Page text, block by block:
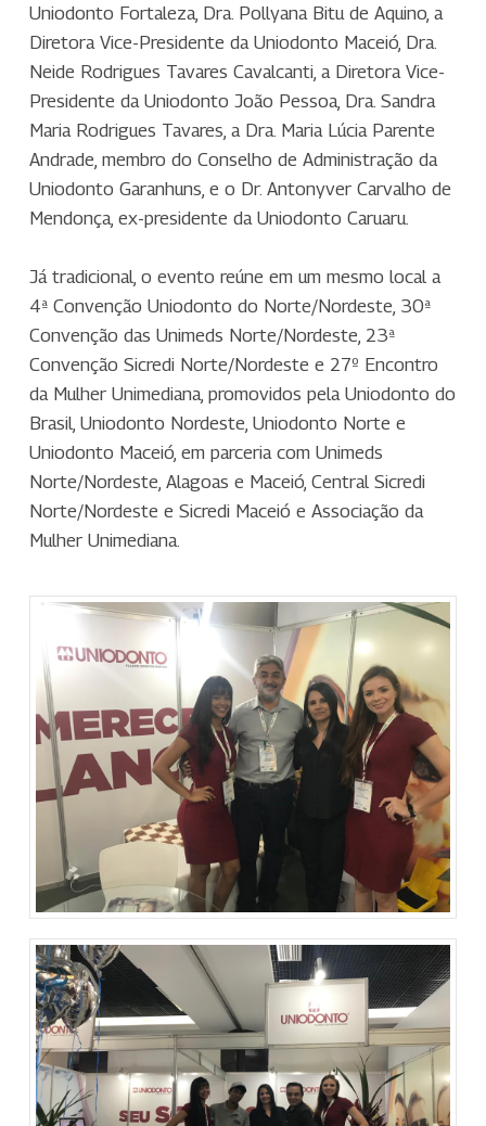
Uniodonto Fortaleza, Dra. Pollyana Bitu de Aquino, a
Diretora Vice-Presidente da Uniodonto Maceió, Dra.
Neide Rodrigues Tavares Cavalcanti, a Diretora Vice-
Presidente da Uniodonto João Pessoa, Dra. Sandra
Maria Rodrigues Tavares, a Dra. Maria Lúcia Parente
Andrade, membro do Conselho de Administração da
Uniodonto Garanhuns, e o Dr. Antonyver Carvalho de
Mendonça, ex-presidente da Uniodonto Caruaru.
Já tradicional, o evento reúne em um mesmo local a
4ª Convenção Uniodonto do Norte/Nordeste, 30ª
Convenção das Unimeds Norte/Nordeste, 23ª
Convenção Sicredi Norte/Nordeste e 27º Encontro
da Mulher Unimediana, promovidos pela Uniodonto do
Brasil, Uniodonto Nordeste, Uniodonto Norte e
Uniodonto Maceió, em parceria com Unimeds
Norte/Nordeste, Alagoas e Maceió, Central Sicredi
Norte/Nordeste e Sicredi Maceió e Associação da
Mulher Unimediana.